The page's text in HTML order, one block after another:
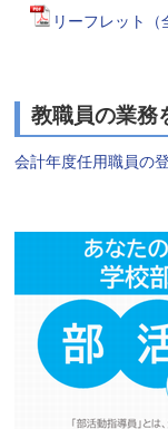
リーフレット（
教職員の業務
会計年度任用職員の